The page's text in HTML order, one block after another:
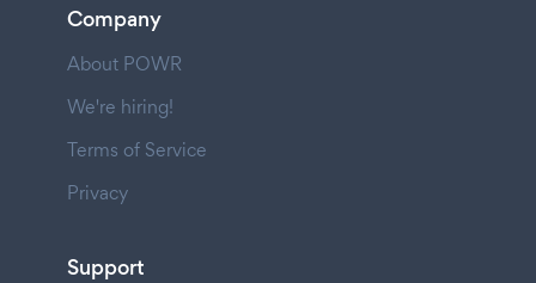
Company
About POWR
We're hiring!
Terms of Service
Privacy
Support